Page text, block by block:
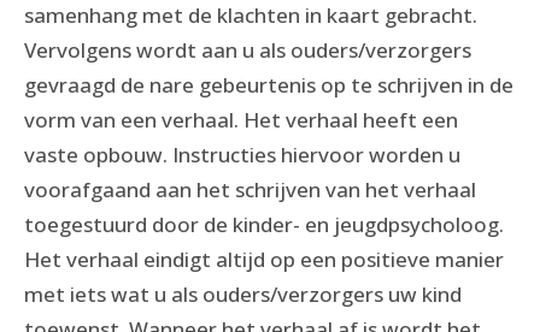
samenhang met de klachten in kaart gebracht.
Vervolgens wordt aan u als ouders/verzorgers
gevraagd de nare gebeurtenis op te schrijven in de
vorm van een verhaal. Het verhaal heeft een
vaste opbouw. Instructies hiervoor worden u
voorafgaand aan het schrijven van het verhaal
toegestuurd door de kinder- en jeugdpsycholoog.
Het verhaal eindigt altijd op een positieve manier
met iets wat u als ouders/verzorgers uw kind